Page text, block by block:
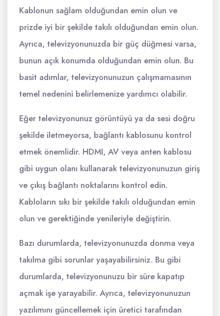
Kablonun sağlam olduğundan emin olun ve
prizde iyi bir şekilde takılı olduğundan emin olun.
Ayrıca, televizyonunuzda bir güç düğmesi varsa,
bunun açık konumda olduğundan emin olun. Bu
basit adımlar, televizyonunuzun çalışmamasının
temel nedenini belirlemenize yardımcı olabilir.
Eğer televizyonunuz görüntüyü ya da sesi doğru
şekilde iletmeyorsa, bağlantı kablosunu kontrol
etmek önemlidir. HDMI, AV veya anten kablosu
gibi uygun olanı kullanarak televizyonunuzun giriş
ve çıkış bağlantı noktalarını kontrol edin.
Kabloların sıkı bir şekilde takılı olduğundan emin
olun ve gerektiğinde yenileriyle değiştirin.
Bazı durumlarda, televizyonunuzda donma veya
takılma gibi sorunlar yaşayabilirsiniz. Bu gibi
durumlarda, televizyonunuzu bir süre kapatıp
açmak işe yarayabilir. Ayrıca, televizyonunuzun
yazılımını güncellemek için üretici tarafından